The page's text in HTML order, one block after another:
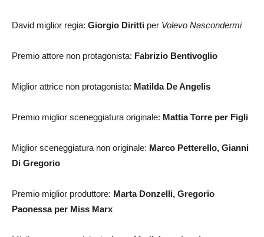
David miglior regia: Giorgio Diritti per Volevo Nascondermi
Premio attore non protagonista: Fabrizio Bentivoglio
Miglior attrice non protagonista: Matilda De Angelis
Premio miglior sceneggiatura originale: Mattia Torre per Figli
Miglior sceneggiatura non originale: Marco Petterello, Gianni
Di Gregorio
Premio miglior produttore: Marta Donzelli, Gregorio
Paonessa per Miss Marx